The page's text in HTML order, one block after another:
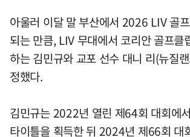
아울러 이달 말 부산에서 2026 LIV 골
되는 만큼, LIV 무대에서 코리안 골프클
하는 김민규와 교포 선수 대니 리(뉴질
정했다.
김민규는 2022년 열린 제64회 대회에
타이틀을 획득한 뒤 2024년 제66회 대